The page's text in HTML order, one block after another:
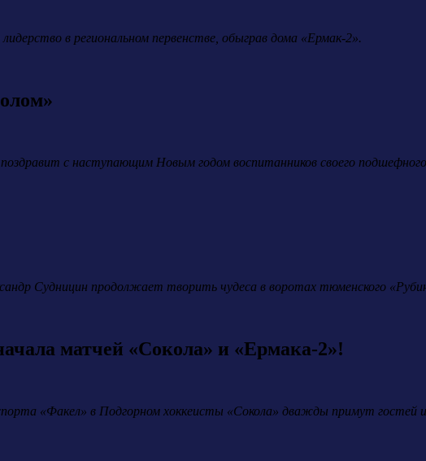
лидерство в региональном первенстве, обыграв дома «Ермак-2».
поздравит с наступающим Новым годом воспитанников своего
Судницин продолжает творить чудеса в воротах тюменского
матчей «Сокола» и «Ермака-2»!
«Факел» в Подгорном хоккеисты «Сокола» дважды примут гостей